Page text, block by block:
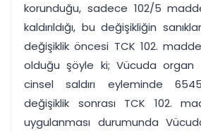
korunduğu, sadece 102/5
kaldırıldığı, bu değişikliğin
değişiklik öncesi TCK 102.
olduğu şöyle ki; Vücuda organ
cinsel saldırı eyleminde
değişiklik sonrası TCK 102.
uygulanması durumunda